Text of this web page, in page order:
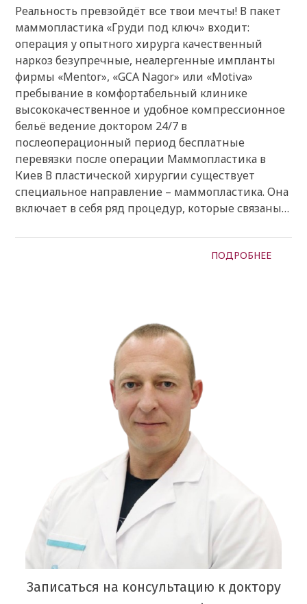
Реальность превзойдёт все твои мечты! В пакет
маммопластика «Груди под ключ» входит:
операция у опытного хирурга качественный
наркоз безупречные, неалергенные импланты
фирмы «Mentor», «GCA Nagor» или «Motiva»
пребывание в комфортабельный клинике
высококачественное и удобное компрессионное
бельё ведение доктором 24/7 в
послеоперационный период бесплатные
перевязки после операции Маммопластика в
Киев В пластической хирургии существует
специальное направление – маммопластика. Она
включает в себя ряд процедур, которые связаны…
ПОДРОБНЕЕ
Записаться на консультацию к доктору